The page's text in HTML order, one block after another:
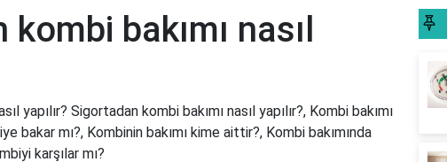
bakımı nasıl
yapılır? Sigortadan kombi bakımı nasıl yapılır?, Kombi bakımı
bakar mı?, Kombinin bakımı kime aittir?, Kombi bakımında
karşılar mı?